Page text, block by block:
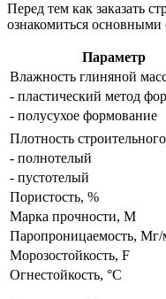
Перед тем как заказать
ознакомиться основными
Параметр
Влажность глиняной
- пластический метод
- полусухое формование
Плотность
- полнотелый
- пустотелый
Пористость, %
Марка прочности, М
Паропроницаемость,
Морозостойкость, F
Огнестойкость, °C